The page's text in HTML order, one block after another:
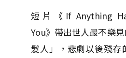
短片《If Anything
You》帶出世人最不樂
髮人」，悲劇以後殘存